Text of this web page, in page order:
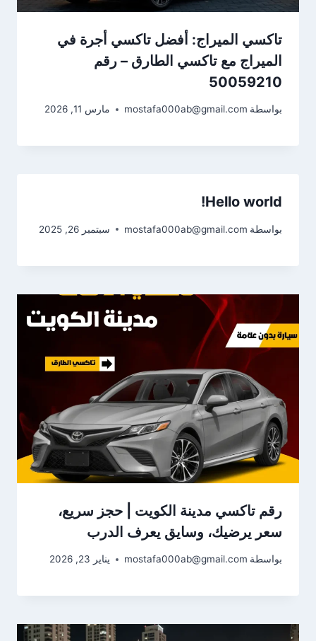
تاكسي الميراج: أفضل تاكسي أجرة في
الميراج مع تاكسي الطارق – رقم
50059210
بواسطة mostafa000ab@gmail.com مارس 11, 2026
Hello world!
بواسطة mostafa000ab@gmail.com سبتمبر 26, 2025
رقم تاكسي مدينة الكويت | حجز سريع،
سعر يرضيك، وسايق يعرف الدرب
بواسطة mostafa000ab@gmail.com يناير 23, 2026